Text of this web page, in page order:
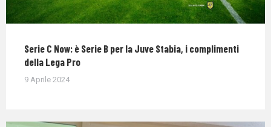
Serie C Now: è Serie B per la Juve Stabia, i complimenti
della Lega Pro
9 Aprile 2024